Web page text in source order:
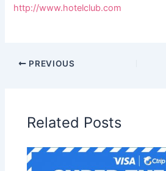
http://www.hotelclub.com
PREVIOUS
Related Posts